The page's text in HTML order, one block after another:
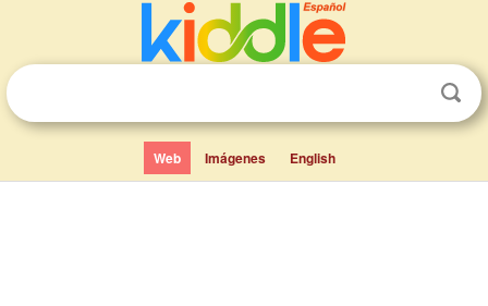
Web Imágenes English